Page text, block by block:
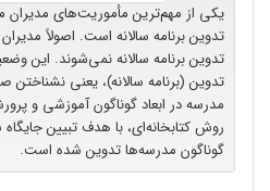
یکی از مهم‌ترین مأموریت‌های مدیران
تدوین برنامه سالانه است. اصولاً
تدوین برنامه سالانه نمی‌شوند. این
تدوین (برنامه سالانه)، یعنی
مدرسه در ابعاد گوناگون آموزشی و
روش کتابخانه‌ای، با هدف تبیین
گوناگون مدرسه‌ها تدوین شده است.